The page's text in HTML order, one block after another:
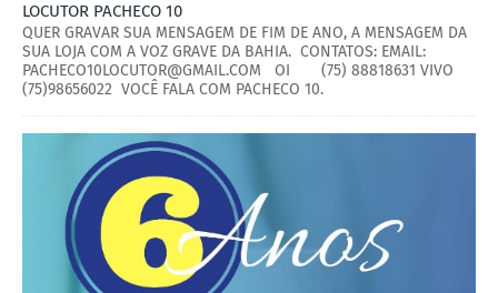
LOCUTOR PACHECO 10
QUER GRAVAR SUA MENSAGEM DE FIM DE ANO, A MENSAGEM DA
SUA LOJA COM A VOZ GRAVE DA BAHIA. CONTATOS: EMAIL:
PACHECO10LOCUTOR@GMAIL.COM OI (75) 88818631 VIVO
(75)98656022 VOCÊ FALA COM PACHECO 10.